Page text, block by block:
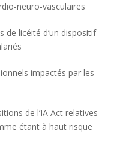
neuro-vasculaires
de licéité d’un dispositif
impactés par les
de l’IA Act relatives
étant à haut risque